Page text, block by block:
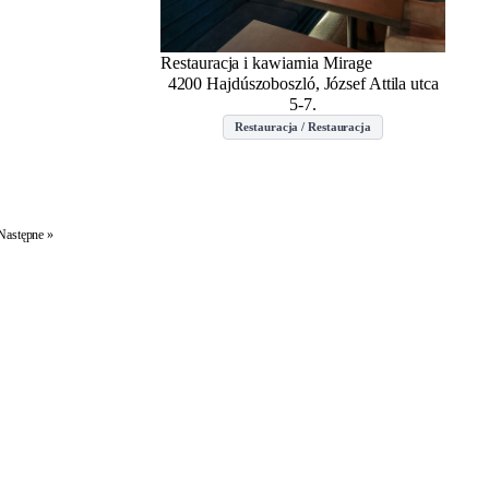
Restauracja i kawiarnia Mirage
4200 Hajdúszoboszló, József Attila utca
5-7.
Restauracja / Restauracja
»